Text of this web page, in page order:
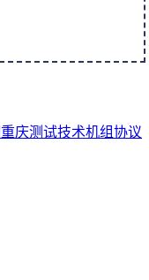
重庆测试技术机组协议